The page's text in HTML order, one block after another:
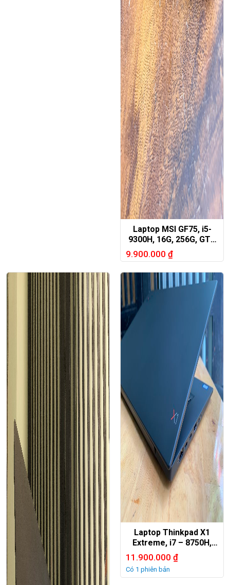
Laptop MSI GF75, i5-
9300H, 16G, 256G, GTX
1050Ti, 17.3in FHD
120hz
9.900.000 ₫
Laptop Thinkpad X1
Extreme, i7 – 8750H,
16G, 512G, GTX1050Ti.
11.900.000 ₫
Có 1 phiên bản